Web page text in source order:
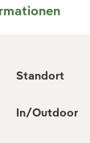
Standort
In/Outdoor